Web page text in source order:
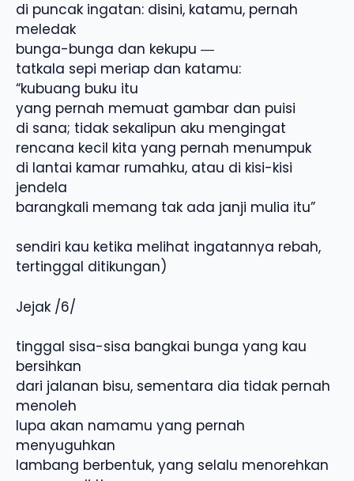
di puncak ingatan: disini, katamu, pernah
meledak
bunga-bunga dan kekupu ―
tatkala sepi meriap dan katamu:
“kubuang buku itu
yang pernah memuat gambar dan puisi
di sana; tidak sekalipun aku mengingat
rencana kecil kita yang pernah menumpuk
di lantai kamar rumahku, atau di kisi-kisi
jendela
barangkali memang tak ada janji mulia itu”
sendiri kau ketika melihat ingatannya rebah,
tertinggal ditikungan)
Jejak /6/
tinggal sisa-sisa bangkai bunga yang kau
bersihkan
dari jalanan bisu, sementara dia tidak pernah
menoleh
lupa akan namamu yang pernah
menyuguhkan
lambang berbentuk, yang selalu menorehkan